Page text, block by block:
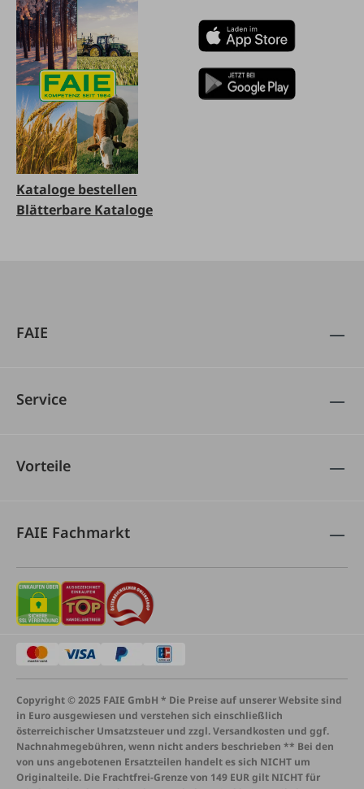
Kataloge bestellen
Blätterbare Kataloge
FAIE
Service
Vorteile
FAIE Fachmarkt
Copyright © 2025 FAIE GmbH * Die Preise auf unserer Website sind
in Euro ausgewiesen und verstehen sich einschließlich
österreichischer Umsatzsteuer und zzgl. Versandkosten und ggf.
Nachnahmegebühren, wenn nicht anders beschrieben ** Bei den
von uns angebotenen Ersatzteilen handelt es sich NICHT um
Originalteile. Die Frachtfrei-Grenze von 149 EUR gilt NICHT für